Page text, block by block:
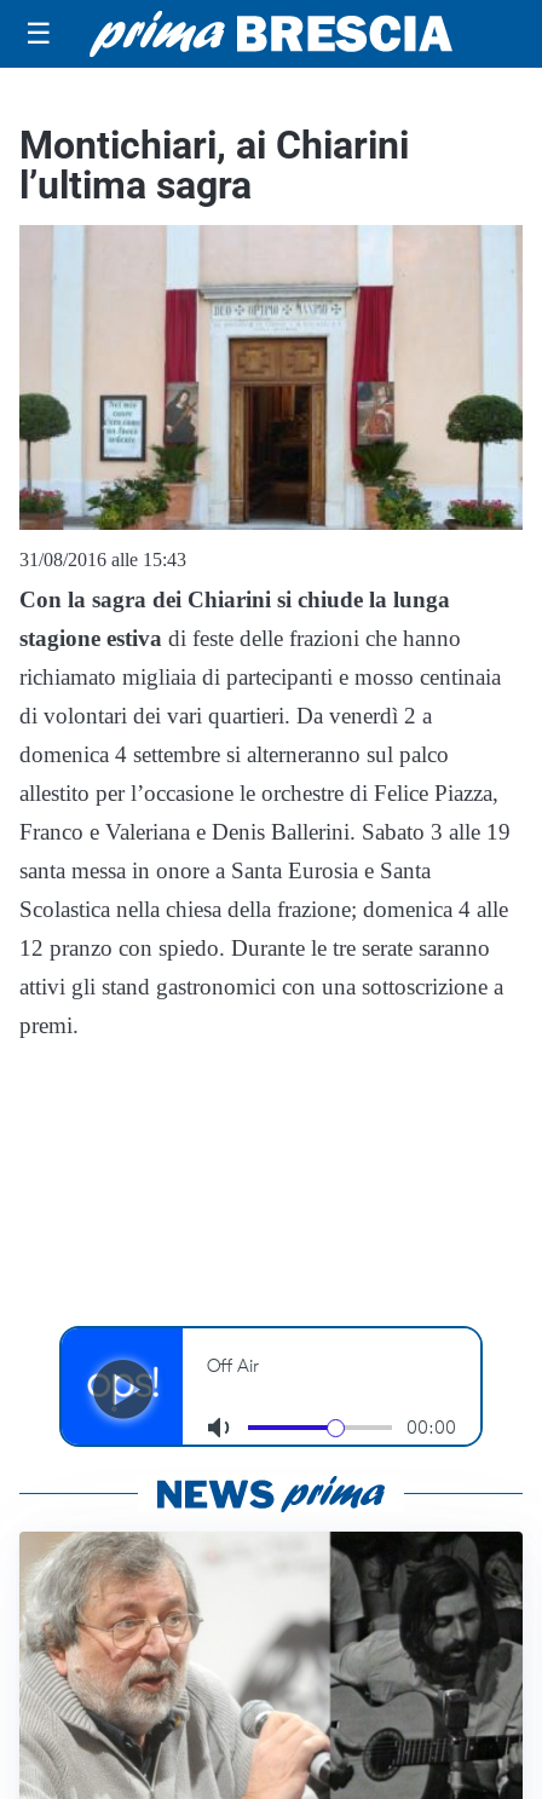
☰
Montichiari, ai Chiarini
l’ultima sagra
31/08/2016 alle 15:43
Con la sagra dei Chiarini si chiude la lunga
stagione estiva di feste delle frazioni che hanno
richiamato migliaia di partecipanti e mosso centinaia
di volontari dei vari quartieri. Da venerdì 2 a
domenica 4 settembre si alterneranno sul palco
allestito per l’occasione le orchestre di Felice Piazza,
Franco e Valeriana e Denis Ballerini. Sabato 3 alle 19
santa messa in onore a Santa Eurosia e Santa
Scolastica nella chiesa della frazione; domenica 4 alle
12 pranzo con spiedo. Durante le tre serate saranno
attivi gli stand gastronomici con una sottoscrizione a
premi.